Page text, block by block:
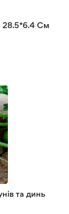
28.5*6.4 См
та динь